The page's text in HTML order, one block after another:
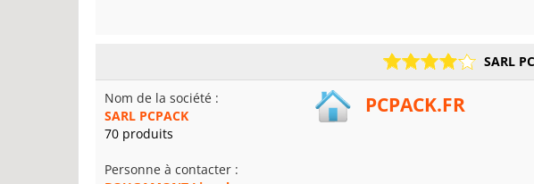
SARL
Nom de la société :
SARL PCPACK
70 produits
Personne à contacter :
PCPACK.FR